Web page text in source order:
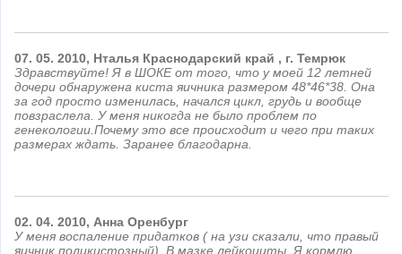
07. 05. 2010, Нталья Краснодарский край , г. Темрюк
Здравствуйте! Я в ШОКЕ от того, что у моей 12 летней
дочери обнаружена киста яичника размером 48*46*38. Она
за год просто изменилась, начался цикл, грудь и вообще
повзраслела. У меня никогда не было проблем по
генекологии.Почему это все происходит и чего при таких
размерах ждать. Заранее благодарна.
02. 04. 2010, Анна Оренбург
У меня воспаление придатков ( на узи сказали, что правый
яичник поликистозный). В мазке лейкоциты. Я кормлю